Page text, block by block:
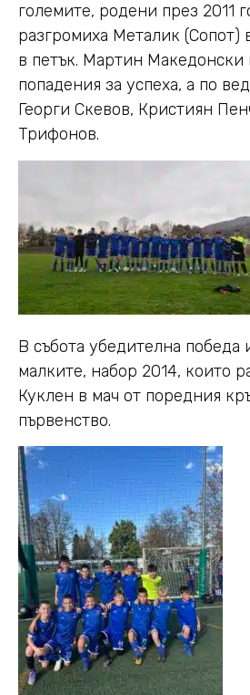
големите, родени през 2011
разгромиха Металик (Сопот)
в петък. Мартин Македонски
попадения за успеха, а по
Георги Скевов, Кристиян
Трифонов.
В събота убедителна
малките, набор 2014, които
Куклен в мач от поредния
първенство.